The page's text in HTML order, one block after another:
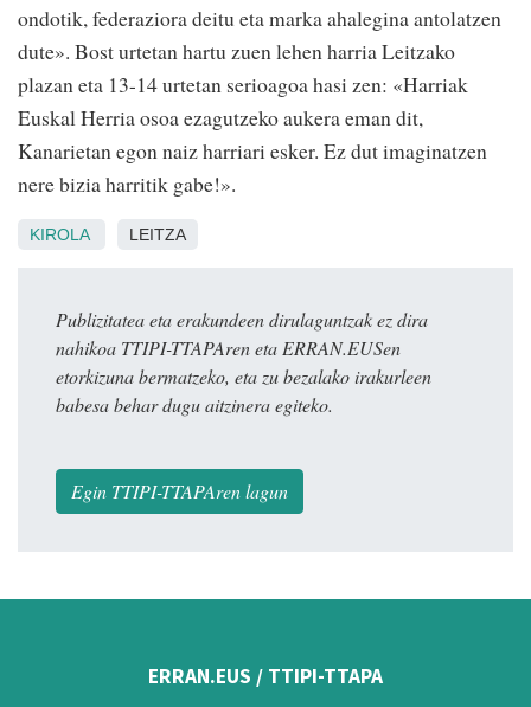
ondotik, federaziora deitu eta marka ahalegina antolatzen
dute». Bost urtetan hartu zuen lehen harria Leitzako
plazan eta 13-14 urtetan serioagoa hasi zen: «Harriak
Euskal Herria osoa ezagutzeko aukera eman dit,
Kanarietan egon naiz harriari esker. Ez dut imaginatzen
nere bizia harritik gabe!».
KIROLA LEITZA
Publizitatea eta erakundeen dirulaguntzak ez dira
nahikoa TTIPI-TTAPAren eta ERRAN.EUSen
etorkizuna bermatzeko, eta zu bezalako irakurleen
babesa behar dugu aitzinera egiteko.
Egin TTIPI-TTAPAren lagun
ERRAN.EUS / TTIPI-TTAPA